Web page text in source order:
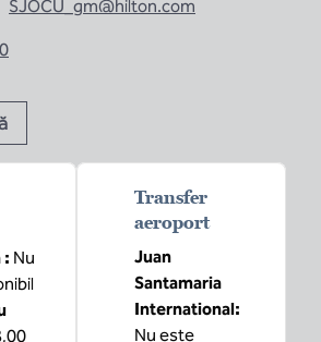
SJOCU_gm@hilton.com
: Nu
Transfer
aeroport
Juan
Santamaria
International:
Nu este